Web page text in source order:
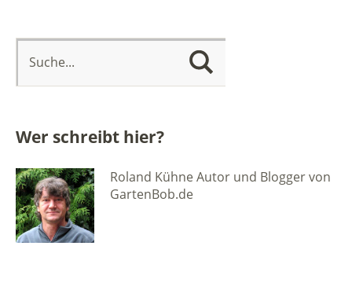
Wer schreibt hier?
Roland Kühne Autor und Blogger von
GartenBob.de